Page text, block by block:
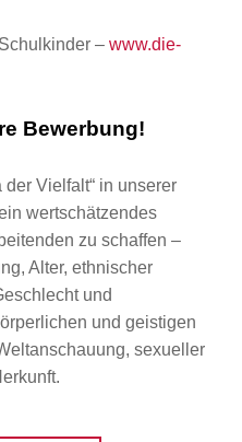
– www.die-
Bewerbung!
der Vielfalt“ in unserer
wertschätzendes
zu schaffen –
Alter, ethnischer
und
und geistigen
sexueller